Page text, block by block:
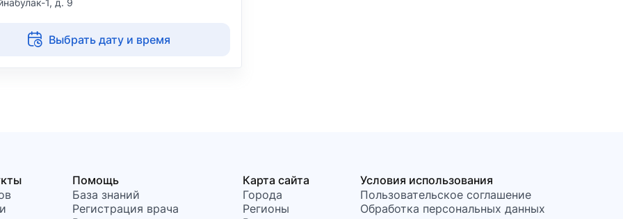
1, д. 9
Выбрать дату и время
Помощь
База знаний
Регистрация врача
Карта сайта
Города
Регионы
Условия использования
Пользовательское соглашение
Обработка персональных данных